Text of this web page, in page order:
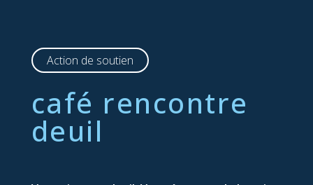
Action de soutien
café rencontre
deuil